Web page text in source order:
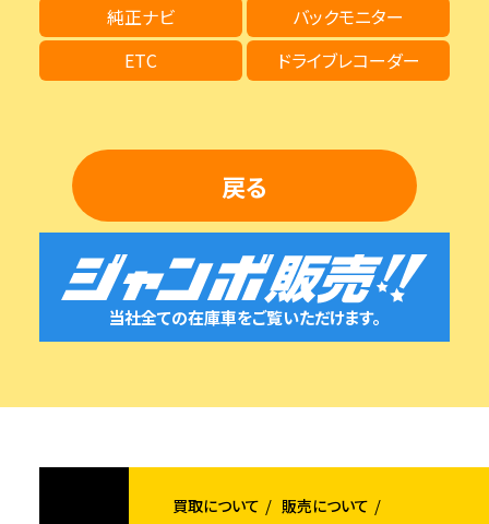
純正ナビ
バックモニター
ETC
ドライブレコーダー
戻る
当社全ての在庫車をご覧いただけます。
買取について
販売について